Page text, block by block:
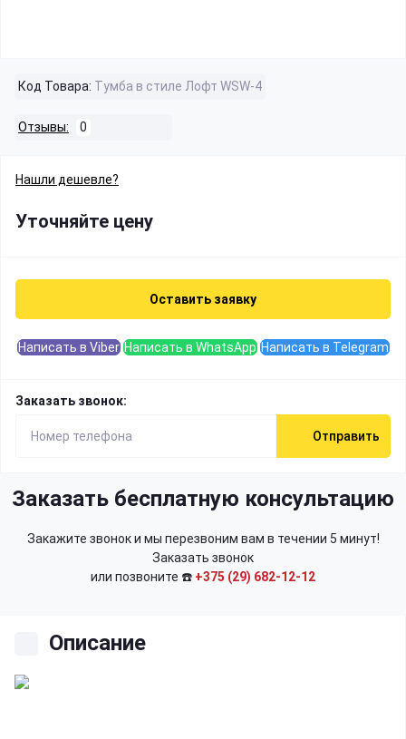
Код Товара: Тумба в стиле Лофт WSW-4
Отзывы: 0
Нашли дешевле?
Уточняйте цену
Оставить заявку
Написать в Viber Написать в WhatsApp Написать в Telegram
Заказать звонок:
Отправить
Заказать бесплатную консультацию
Закажите звонок и мы перезвоним вам в течении 5 минут!
Заказать звонок
или позвоните ☎️ +375 (29) 682-12-12
Описание